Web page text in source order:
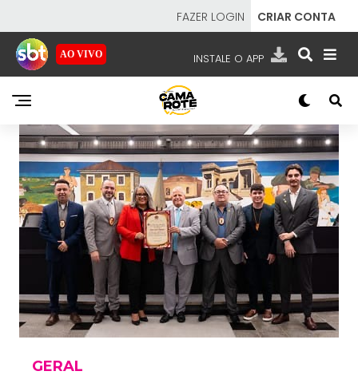
FAZER LOGIN CRIAR CONTA
AO VIVO INSTALE O APP
EMISSORAS
NOSSAS REDES APP TV SBT
SBT- SISTEMA BRASILEIRO DE TELEVISÃO
GERAL